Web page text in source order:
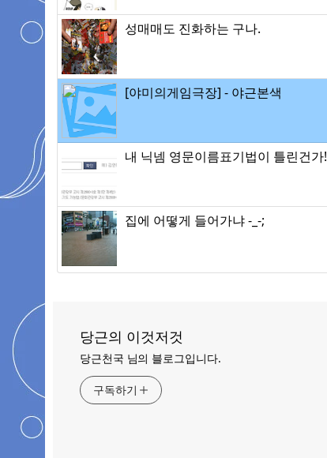
성매매도 진화하는 구나.
[야미의게임극장] - 야근본색
내 닉넴 영문이름표기법이 틀린건가!
집에 어떻게 들어가냐 -_-;
당근의 이것저것
당근천국 님의 블로그입니다.
구독하기